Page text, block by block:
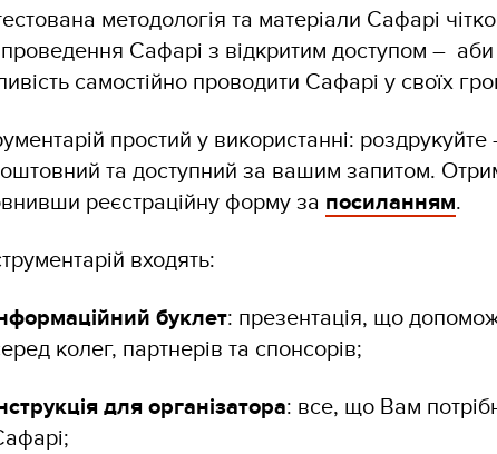
методологія та матеріали Сафарі
Сафарі з відкритим доступом – аби
самостійно проводити Сафарі у своїх
простий у використанні: роздрукуйте
та доступний за вашим запитом.
реєстраційну форму за посиланням.
входять:
буклет: презентація, що
колег, партнерів та спонсорів;
для організатора: все, що Вам